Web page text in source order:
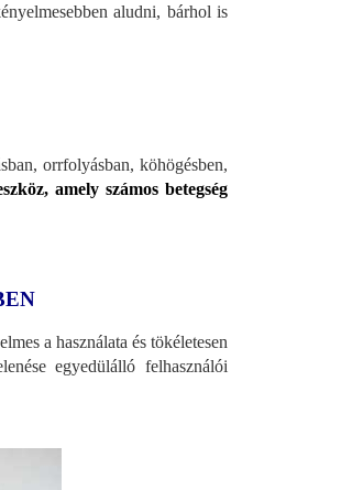
aludni, bárhol is
orrfolyásban, köhögésben,
amely számos betegség
a használata és tökéletesen
egyedülálló felhasználói